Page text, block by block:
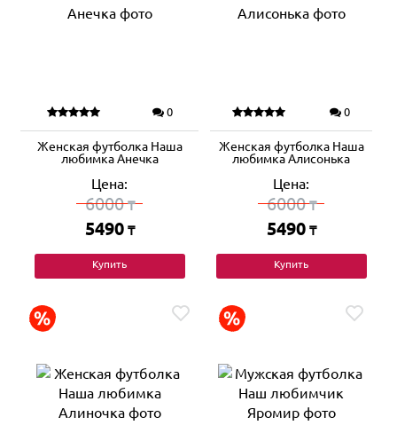
0
Женская футболка Наша
любимка Анечка
Цена:
6000₸
5490 ₸
Купить
0
Женская футболка Наша
любимка Алисонька
Цена:
6000₸
5490 ₸
Купить